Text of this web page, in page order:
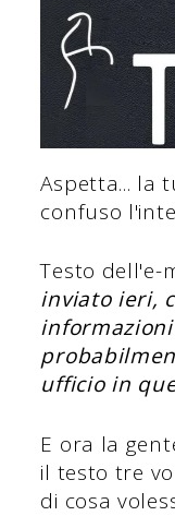
Aspetta... la
confuso
Testo dell'e-
inviato ieri,
ufficio in
E ora la
il testo tre
di cosa